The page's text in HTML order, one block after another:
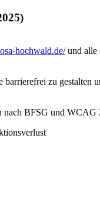
hochwald.de/und alle
zu gestalten
BFSG und WCAG